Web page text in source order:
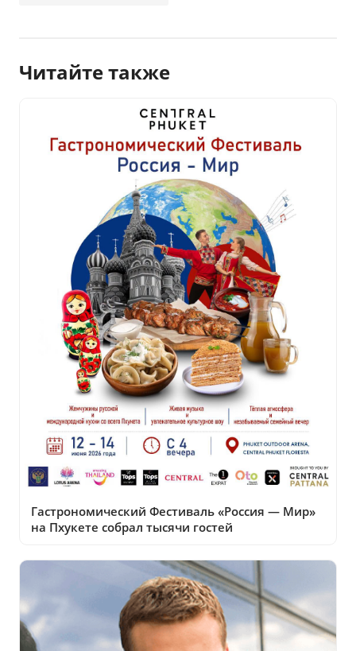
Читайте также
Гастрономический Фестиваль «Россия — Мир»
на Пхукете собрал тысячи гостей